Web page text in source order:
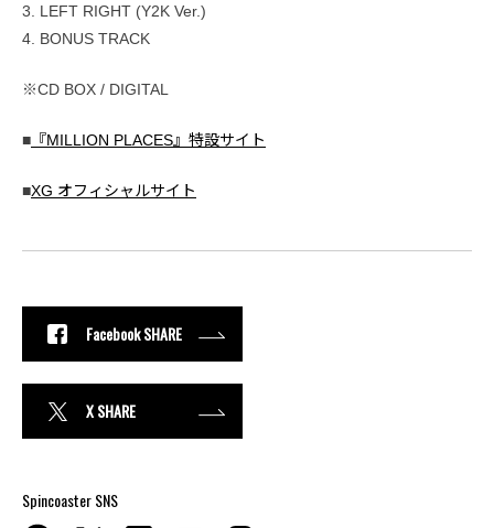
3. LEFT RIGHT (Y2K Ver.)
4. BONUS TRACK
※CD BOX / DIGITAL
■ 『MILLION PLACES』特設サイト
■XG オフィシャルサイト
Facebook SHARE
X SHARE
Spincoaster SNS